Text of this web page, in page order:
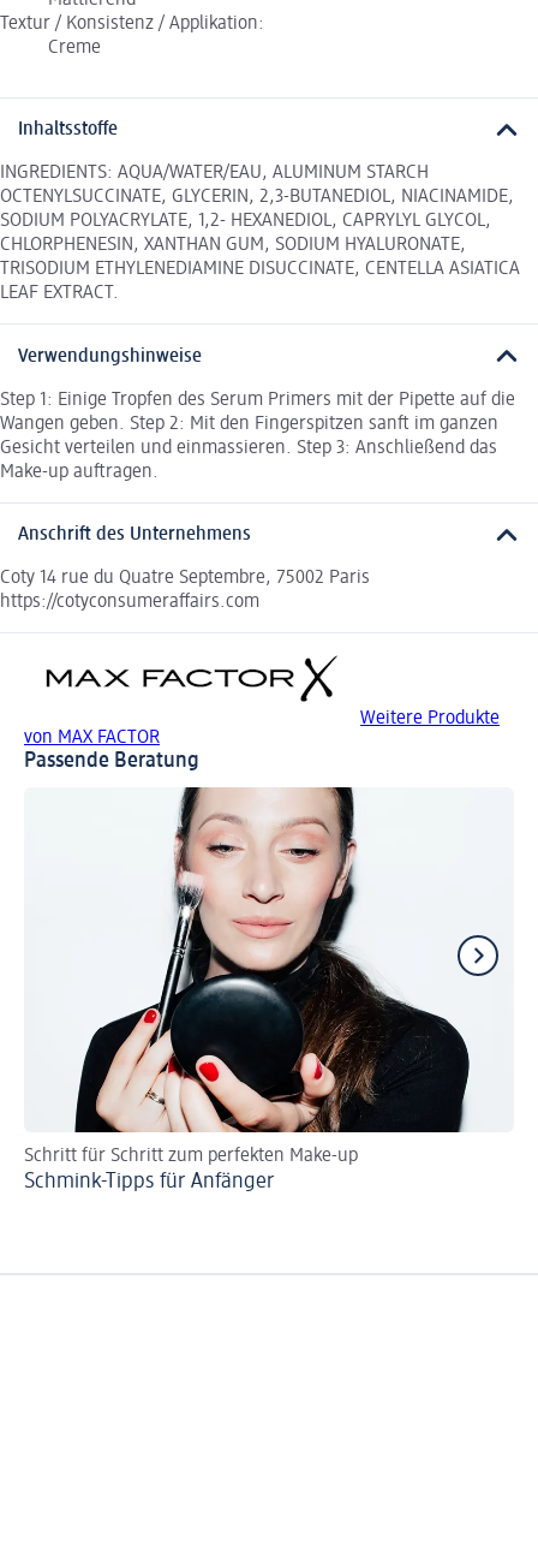
Textur / Konsistenz / Applikation:
Creme
Inhaltsstoffe
INGREDIENTS: AQUA/WATER/EAU, ALUMINUM STARCH
OCTENYLSUCCINATE, GLYCERIN, 2,3-BUTANEDIOL, NIACINAMIDE,
SODIUM POLYACRYLATE, 1,2- HEXANEDIOL, CAPRYLYL GLYCOL,
CHLORPHENESIN, XANTHAN GUM, SODIUM HYALURONATE,
TRISODIUM ETHYLENEDIAMINE DISUCCINATE, CENTELLA ASIATICA
LEAF EXTRACT.
Verwendungshinweise
Step 1: Einige Tropfen des Serum Primers mit der Pipette auf die
Wangen geben. Step 2: Mit den Fingerspitzen sanft im ganzen
Gesicht verteilen und einmassieren. Step 3: Anschließend das
Make-up auftragen.
Anschrift des Unternehmens
Coty 14 rue du Quatre Septembre, 75002 Paris
https://cotyconsumeraffairs.com
Weitere Produkte
von MAX FACTOR
Passende Beratung
Schritt für Schritt zum perfekten Make-up
Schmink-Tipps für Anfänger